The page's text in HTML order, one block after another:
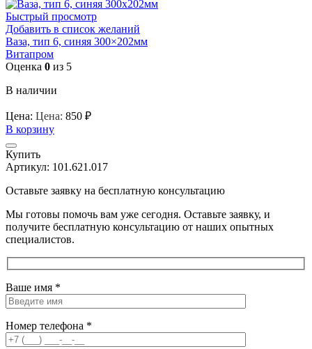
Быстрый просмотр
Добавить в список желаний
Ваза, тип 6, синяя 300×202мм
Витапром
Оценка 0 из 5
В наличии
Цена: Цена: 850 ₽
В корзину
Купить
Артикул: 101.621.017
Оставьте заявку на бесплатную консультацию
Мы готовы помочь вам уже сегодня. Оставьте заявку, и
получите бесплатную консультацию от наших опытных
специалистов.
Ваше имя *
Номер телефона *